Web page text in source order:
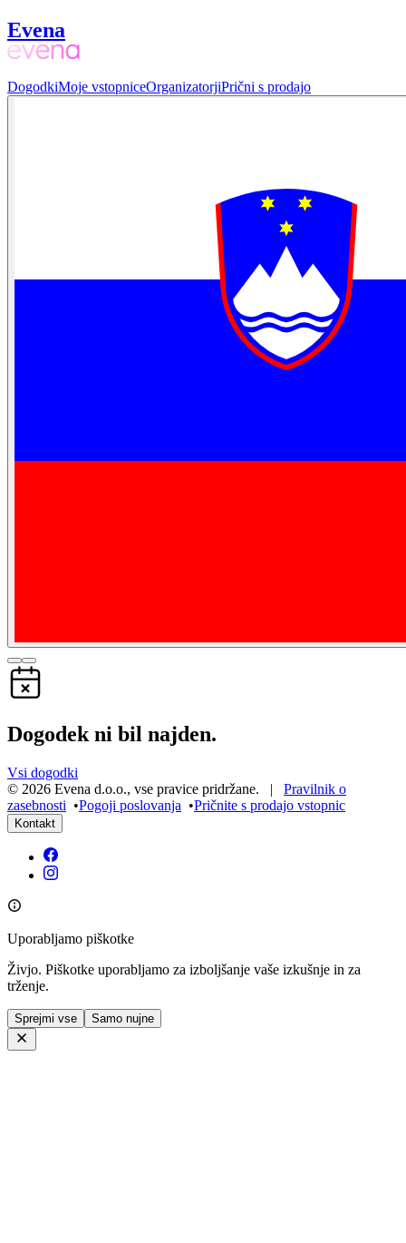
Evena
DogodkiMoje vstopniceOrganizatorjiPrični s prodajo
Dogodek ni bil najden.
Vsi dogodki
© 2026 Evena d.o.o., vse pravice pridržane. | Pravilnik o
zasebnosti •Pogoji poslovanja •Pričnite s prodajo vstopnic
Kontakt
Uporabljamo piškotke
Živjo. Piškotke uporabljamo za izboljšanje vaše izkušnje in za
trženje.
Sprejmi vse Samo nujne